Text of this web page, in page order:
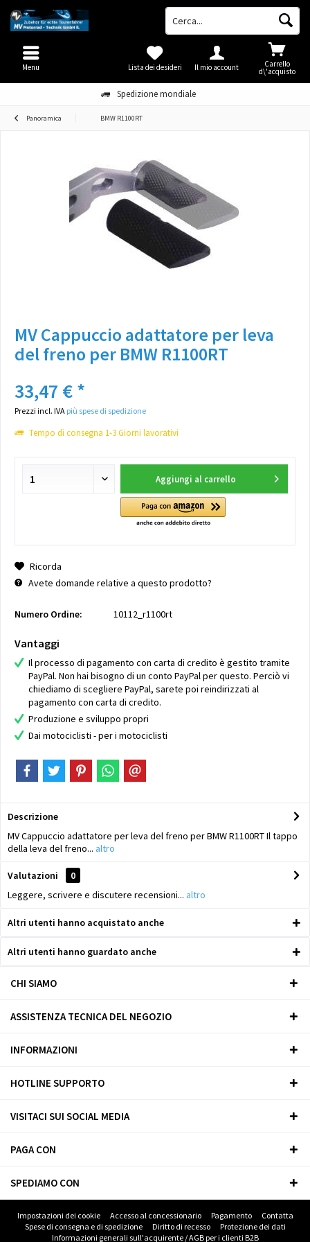
Spedizione mondiale
Carrello
d\'acquisto
Lista dei desideri Il mio account
Menu
Panoramica BMW R1100RT
MV Cappuccio adattatore per leva
del freno per BMW R1100RT
33,47 € *
Prezzi incl. IVA più spese di spedizione
Tempo di consegna 1-3 Giorni lavorativi
Aggiungi al carrello
Ricorda
Avete domande relative a questo prodotto?
Numero Ordine: 10112_r1100rt
Vantaggi
Il processo di pagamento con carta di credito è gestito tramite
PayPal. Non hai bisogno di un conto PayPal per questo. Perciò vi
chiediamo di scegliere PayPal, sarete poi reindirizzati al
pagamento con carta di credito.
Produzione e sviluppo propri
Dai motociclisti - per i motociclisti
Descrizione
MV Cappuccio adattatore per leva del freno per BMW R1100RT Il tappo
della leva del freno... altro
Valutazioni
0
Leggere, scrivere e discutere recensioni... altro
Altri utenti hanno acquistato anche
Altri utenti hanno guardato anche
CHI SIAMO
ASSISTENZA TECNICA DEL NEGOZIO
INFORMAZIONI
HOTLINE SUPPORTO
VISITACI SUI SOCIAL MEDIA
PAGA CON
SPEDIAMO CON
Impostazioni dei cookie Accesso al concessionario Pagamento
Contatta
Spese di consegna e di spedizione
Diritto di recesso
Protezione dei dati
Informazioni generali sull'acquirente / AGB per i clienti B2B